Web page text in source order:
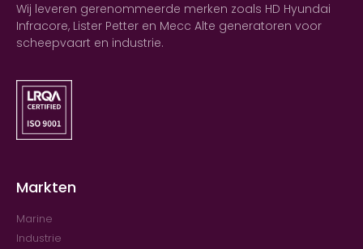
Wij leveren gerenommeerde merken zoals HD Hyundai
Infracore, Lister Petter en Mecc Alte generatoren voor
scheepvaart en industrie.
Markten
Marine
Industrie